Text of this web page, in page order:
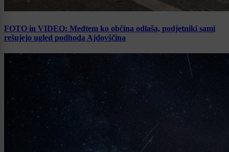
FOTO in VIDEO: Medtem ko občina odlaša, podjetniki sami
rešujejo ugled podhoda Ajdovščina